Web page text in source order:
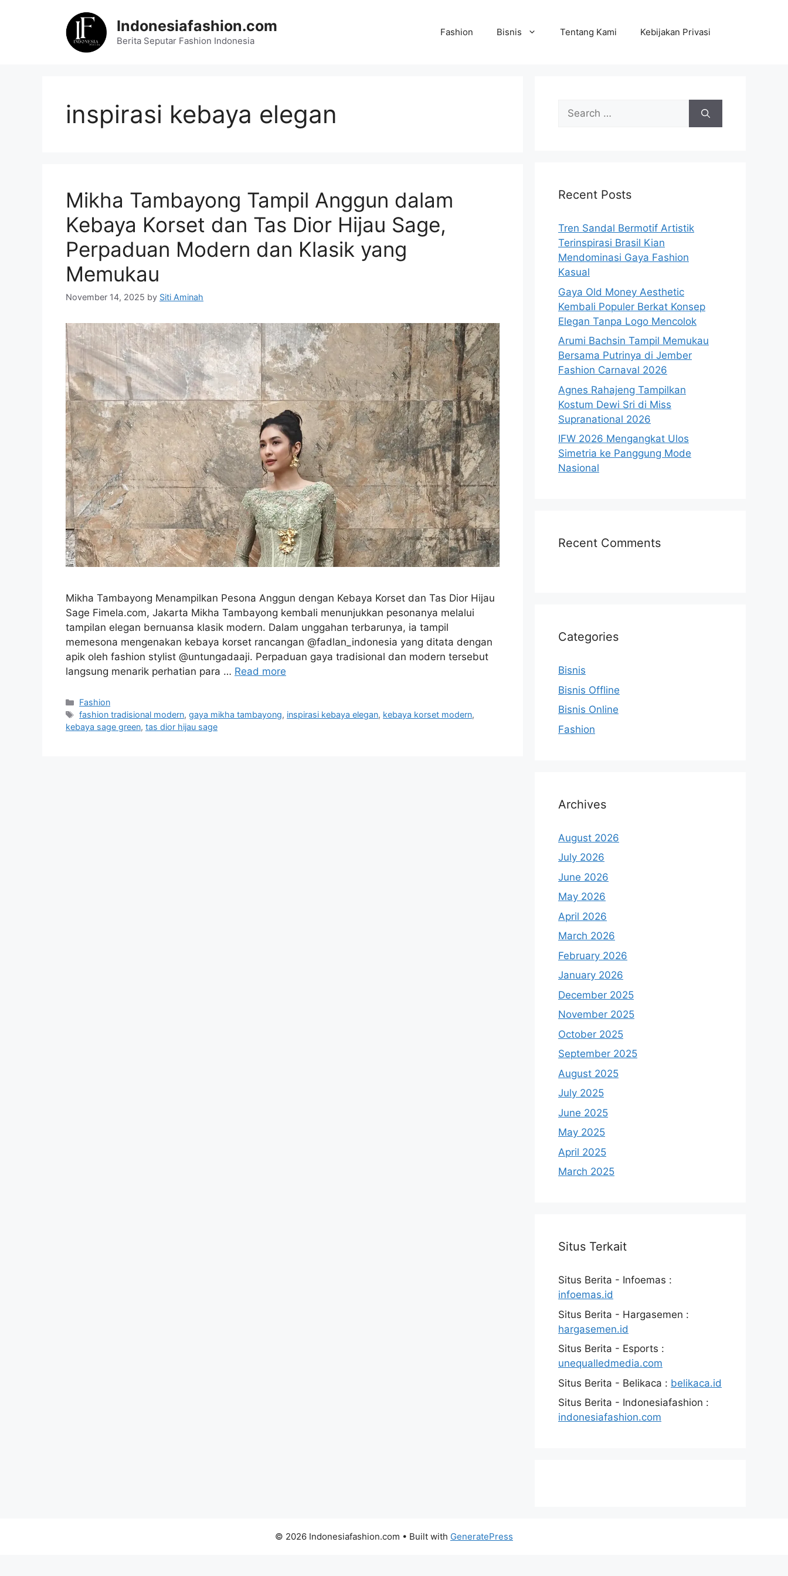
Indonesiafashion.com
Berita Seputar Fashion Indonesia
Fashion Bisnis Tentang Kami Kebijakan Privasi
inspirasi kebaya elegan
Mikha Tambayong Tampil Anggun dalam
Kebaya Korset dan Tas Dior Hijau Sage,
Perpaduan Modern dan Klasik yang
Memukau
November 14, 2025 by Siti Aminah
Mikha Tambayong Menampilkan Pesona Anggun dengan Kebaya Korset dan Tas Dior Hijau
Sage Fimela.com, Jakarta Mikha Tambayong kembali menunjukkan pesonanya melalui
tampilan elegan bernuansa klasik modern. Dalam unggahan terbarunya, ia tampil
memesona mengenakan kebaya korset rancangan @fadlan_indonesia yang ditata dengan
apik oleh fashion stylist @untungadaaji. Perpaduan gaya tradisional dan modern tersebut
langsung menarik perhatian para … Read more
Categories
Fashion
Tags
fashion tradisional modern,gaya mikha tambayong, inspirasi kebaya elegan, kebaya korset modern,
kebaya sage green, tas dior hijau sage
Search
for:
Recent Posts
Tren Sandal Bermotif Artistik
Terinspirasi Brasil Kian
Mendominasi Gaya Fashion
Kasual
Gaya Old Money Aesthetic
Kembali Populer Berkat Konsep
Elegan Tanpa Logo Mencolok
Arumi Bachsin Tampil Memukau
Bersama Putrinya di Jember
Fashion Carnaval 2026
Agnes Rahajeng Tampilkan
Kostum Dewi Sri di Miss
Supranational 2026
IFW 2026 Mengangkat Ulos
Simetria ke Panggung Mode
Nasional
Recent Comments
Categories
Bisnis
Bisnis Offline
Bisnis Online
Fashion
Archives
August 2026
July 2026
June 2026
May 2026
April 2026
March 2026
February 2026
January 2026
December 2025
November 2025
October 2025
September 2025
August 2025
July 2025
June 2025
May 2025
April 2025
March 2025
Situs Terkait
Situs Berita - Infoemas :
infoemas.id
Situs Berita - Hargasemen :
hargasemen.id
Situs Berita - Esports :
unequalledmedia.com
Situs Berita - Belikaca : belikaca.id
Situs Berita - Indonesiafashion :
indonesiafashion.com
© 2026 Indonesiafashion.com • Built with GeneratePress